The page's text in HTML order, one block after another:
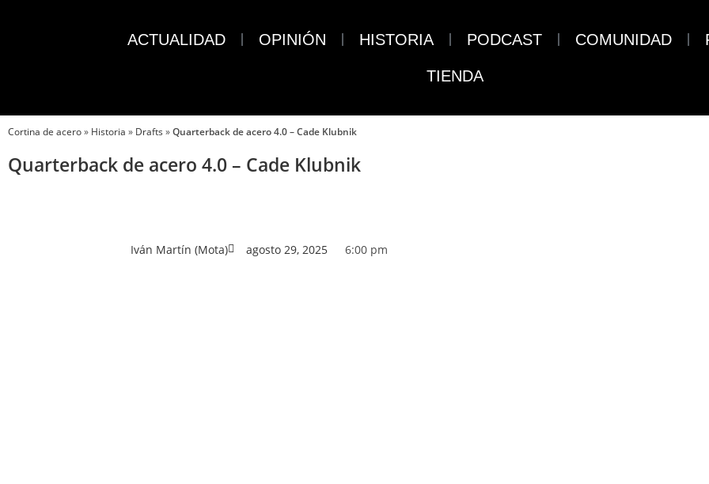
ACTUALIDAD OPINIÓN HISTORIA PODCAST COMUNIDAD
TIENDA
Cortina de acero» Historia » Drafts »Quarterback de acero 4.0 – Cade Klubnik
Quarterback de acero 4.0 – Cade Klubnik
Iván Martín (Mota) agosto 29, 2025 6:00 pm